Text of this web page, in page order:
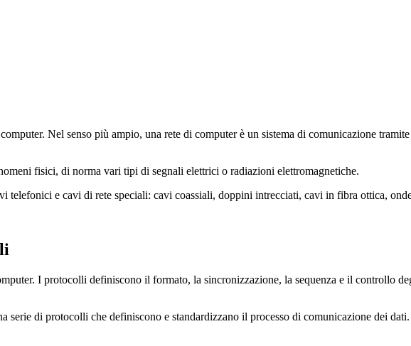
Nel senso più ampio, una rete di computer è un sistema di comunicazione
fisici, di norma vari tipi di segnali elettrici o radiazioni elettromagnetiche.
telefonici e cavi di rete speciali: cavi coassiali, doppini intrecciati, cavi in fibra ottica,
I protocolli definiscono il formato, la sincronizzazione, la sequenza e il controllo
serie di protocolli che definiscono e standardizzano il processo di comunicazione dei